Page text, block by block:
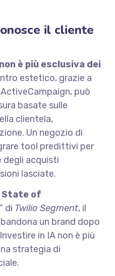
il cliente
è più esclusiva dei
estetico, grazie a
può
basate sulle
clientela,
Un negozio di
tool predittivi per
degli acquisti
lasciate.
State of
” di Twilio Segment, il
un brand dopo
in IA non è più
strategia di